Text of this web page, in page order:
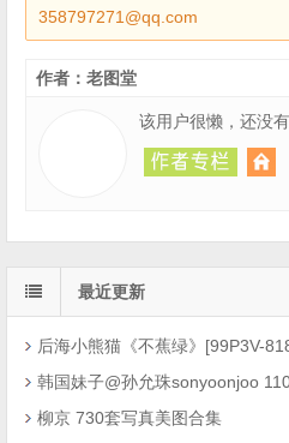
358797271@qq.com
作者：老图堂
该用户很懒，还没有
最近更新
后海小熊猫《不蕉绿》[99P3V-
韩国妹子@孙允珠sonyoonjoo
柳京 730套写真美图合集